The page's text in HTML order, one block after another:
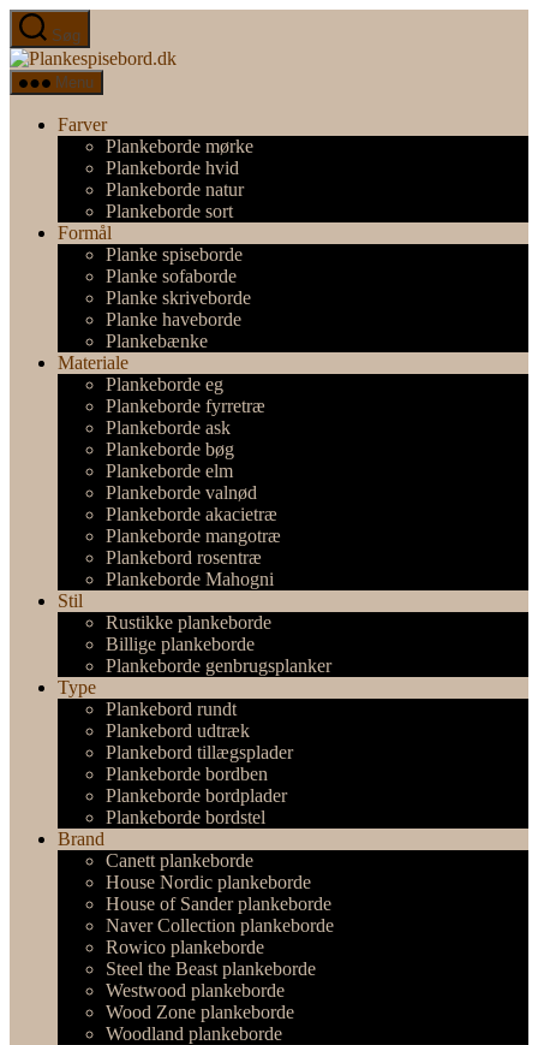
Spring
til
indholdet
Søg
Plankespisebord.dk
Menu
Farver
Plankeborde mørke
Plankeborde hvid
Plankeborde natur
Plankeborde sort
Formål
Planke spiseborde
Planke sofaborde
Planke skriveborde
Planke haveborde
Plankebænke
Materiale
Plankeborde eg
Plankeborde fyrretræ
Plankeborde ask
Plankeborde bøg
Plankeborde elm
Plankeborde valnød
Plankeborde akacietræ
Plankeborde mangotræ
Plankebord rosentræ
Plankeborde Mahogni
Stil
Rustikke plankeborde
Billige plankeborde
Plankeborde genbrugsplanker
Type
Plankebord rundt
Plankebord udtræk
Plankebord tillægsplader
Plankeborde bordben
Plankeborde bordplader
Plankeborde bordstel
Brand
Canett plankeborde
House Nordic plankeborde
House of Sander plankeborde
Naver Collection plankeborde
Rowico plankeborde
Steel the Beast plankeborde
Westwood plankeborde
Wood Zone plankeborde
Woodland plankeborde